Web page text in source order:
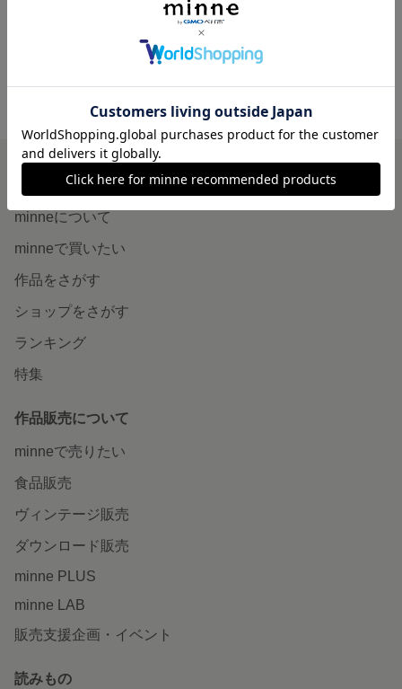
petitcouture’s gallery の作品一覧
minneを知る
minneについて
minneで買いたい
作品をさがす
ショップをさがす
ランキング
特集
作品販売について
minneで売りたい
食品販売
ヴィンテージ販売
ダウンロード販売
minne PLUS
minne LAB
販売支援企画・イベント
読みもの